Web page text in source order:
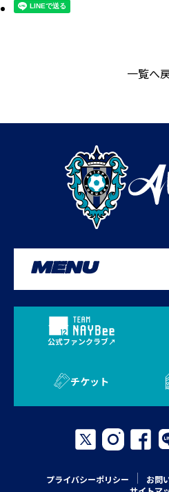
一覧へ
MENU
公式ファンクラブ
チケット
プライバシーポリシー お問